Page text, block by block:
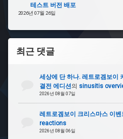
테스트 버전 배포
2026년 07월 26일
최근 댓글
세상에 단 하나. 레트로겜보이
결전 에디션의 sinusitis
2026년 08월 07일
레트로겜보이 크리스마스 이벤
reactions
2026년 08월 06일